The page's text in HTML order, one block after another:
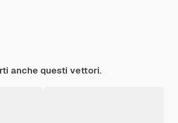
anche questi vettori.